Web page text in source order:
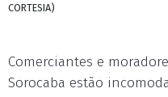
CORTESIA)
Comerciantes e
Sorocaba estão